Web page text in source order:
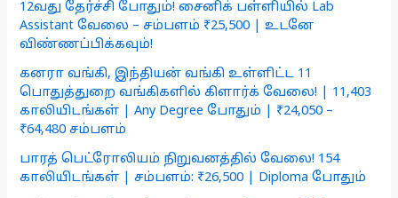
12வது தேர்ச்சி போதும்! சைனிக் பள்ளியில் Lab
Assistant வேலை – சம்பளம் ₹25,500 | உடனே
விண்ணப்பிக்கவும்!
கனரா வங்கி, இந்தியன் வங்கி உள்ளிட்ட 11
பொதுத்துறை வங்கிகளில் கிளார்க் வேலை! | 11,403
காலியிடங்கள் | Any Degree போதும் | ₹24,050 –
₹64,480 சம்பளம்
பாரத் பெட்ரோலியம் நிறுவனத்தில் வேலை! 154
காலியிடங்கள் | சம்பளம்: ₹26,500 | Diploma போதும்